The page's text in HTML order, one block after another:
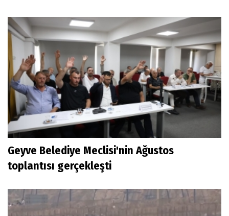
Geyve Belediye Meclisi'nin Ağustos
toplantısı gerçekleşti